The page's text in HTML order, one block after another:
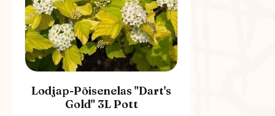
Lodjap-Põisenelas "Dart's
Gold" 3L Pott